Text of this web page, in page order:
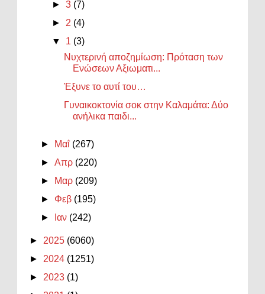
►3 (7)
► 2 (4)
▼ 1 (3)
Νυχτερινή αποζημίωση: Πρόταση των
Ενώσεων Αξιωματι...
Έξυνε το αυτί του…
Γυναικοκτονία σοκ στην Καλαμάτα: Δύο
ανήλικα παιδι...
► Μαΐ (267)
►Απρ (220)
►
Μαρ (209)
► Φεβ (195)
►
Ιαν (242)
► 2025 (6060)
► 2024 (1251)
► 2023 (1)